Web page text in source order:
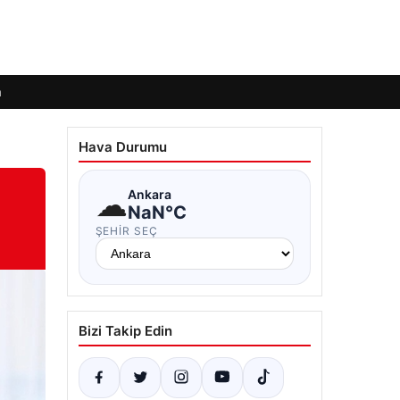
Hava Durumu
☁Ankara
NaN°C
ŞEHIR SEÇ
Bizi Takip Edin